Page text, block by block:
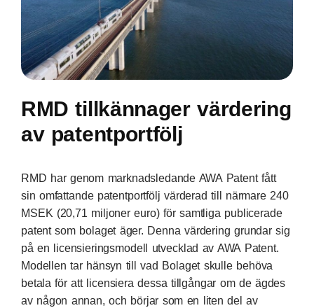
RMD tillkännager värdering
av patentportfölj
RMD har genom marknadsledande AWA Patent fått
sin omfattande patentportfölj värderad till närmare 240
MSEK (20,71 miljoner euro) för samtliga publicerade
patent som bolaget äger. Denna värdering grundar sig
på en licensieringsmodell utvecklad av AWA Patent.
Modellen tar hänsyn till vad Bolaget skulle behöva
betala för att licensiera dessa tillgångar om de ägdes
av någon annan, och börjar som en liten del av